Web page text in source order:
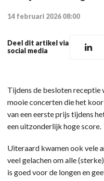
14 februari 2026 08:00
Deel dit artikel via
social media
Tijdens de besloten receptie
mooie concerten die het
van een eerste prijs tijdens
een uitzonderlijk hoge score.
Uiteraard kwamen ook vele
veel gelachen om alle
is goed voor de longen en